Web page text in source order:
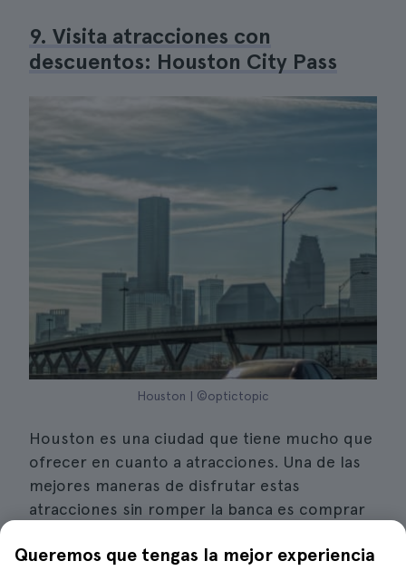
9. Visita atracciones con
descuentos: Houston City Pass
Houston | ©optictopic
Houston es una ciudad que tiene mucho que
ofrecer en cuanto a atracciones. Una de las
mejores maneras de disfrutar estas
atracciones sin romper la banca es comprar
forma de poder entrar en atracciones con un
Queremos que tengas la mejor experiencia